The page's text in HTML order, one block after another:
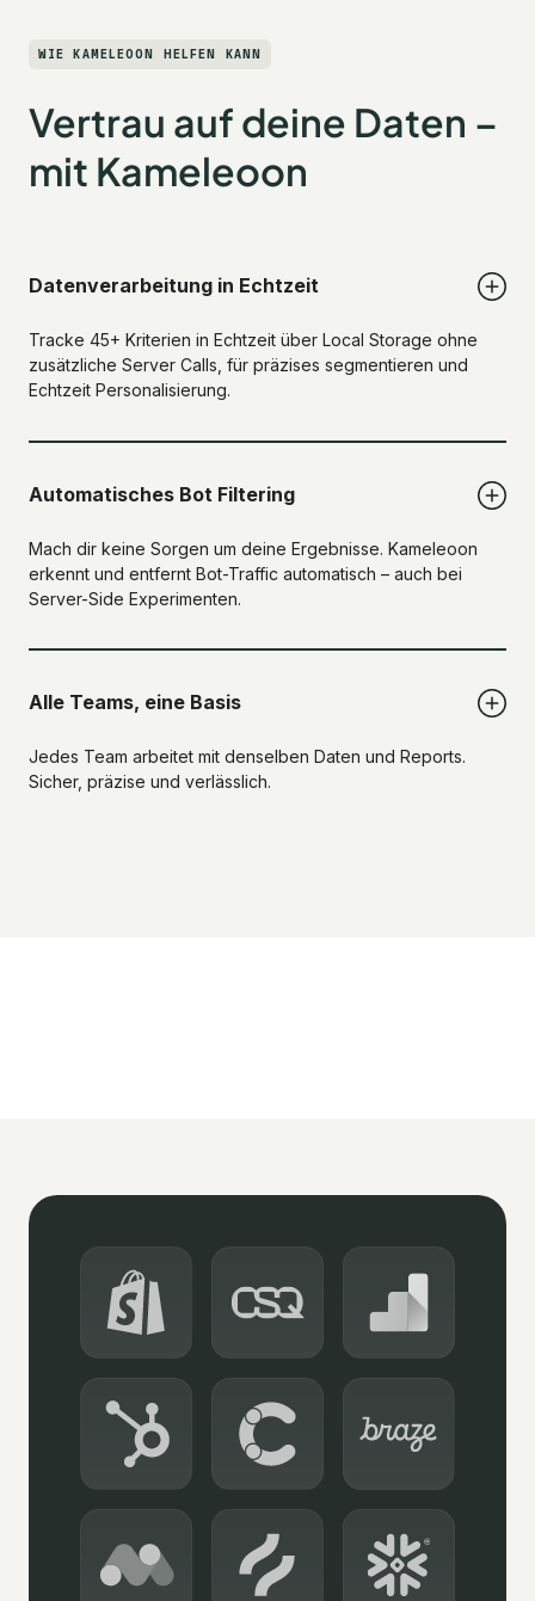
WIE KAMELEOON HELFEN KANN
Vertrau auf deine Daten –
mit Kameleoon
Datenverarbeitung in Echtzeit
Tracke 45+ Kriterien in Echtzeit über Local Storage ohne
zusätzliche Server Calls, für präzises segmentieren und
Echtzeit Personalisierung.
Automatisches Bot Filtering
Mach dir keine Sorgen um deine Ergebnisse. Kameleoon
erkennt und entfernt Bot-Traffic automatisch – auch bei
Server-Side Experimenten.
Alle Teams, eine Basis
Jedes Team arbeitet mit denselben Daten und Reports.
Sicher, präzise und verlässlich.